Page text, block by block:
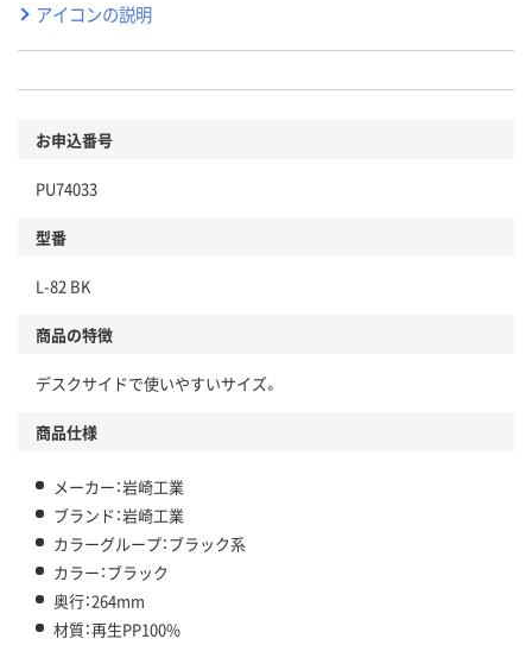
アイコンの説明
お申込番号
PU74033
型番
L-82 BK
商品の特徴
デスクサイドで使いやすいサイズ。
商品仕様
メーカー：岩崎工業
ブランド：岩崎工業
カラーグループ：ブラック系
カラー：ブラック
奥行：264mm
材質：再生PP100%